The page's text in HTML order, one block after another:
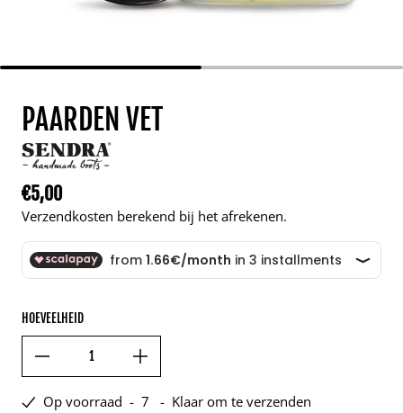
PAARDEN VET
Normale prijs
€5,00
Verzendkosten berekend bij het afrekenen.
HOEVEELHEID
Op voorraad - 7 - Klaar om te verzenden